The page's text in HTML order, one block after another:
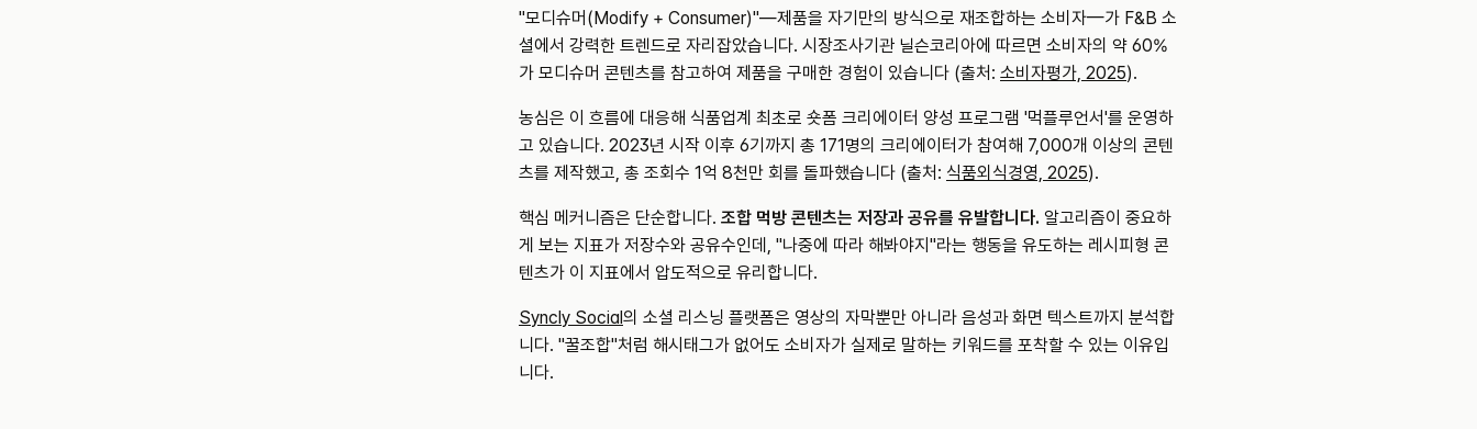
"모디슈머(Modify + Consumer)"—제품을 자기만의 방식으로 재조합하는 소비자—가 F&B 소
셜에서 강력한 트렌드로 자리잡았습니다. 시장조사기관 닐슨코리아에 따르면 소비자의 약 60%
가 모디슈머 콘텐츠를 참고하여 제품을 구매한 경험이 있습니다 (출처: 소비자평가, 2025).
농심은 이 흐름에 대응해 식품업계 최초로 숏폼 크리에이터 양성 프로그램 '먹플루언서'를 운영하
고 있습니다. 2023년 시작 이후 6기까지 총 171명의 크리에이터가 참여해 7,000개 이상의 콘텐
츠를 제작했고, 총 조회수 1억 8천만 회를 돌파했습니다 (출처: 식품외식경영, 2025).
핵심 메커니즘은 단순합니다. 조합 먹방 콘텐츠는 저장과 공유를 유발합니다. 알고리즘이 중요하
게 보는 지표가 저장수와 공유수인데, "나중에 따라 해봐야지"라는 행동을 유도하는 레시피형 콘
텐츠가 이 지표에서 압도적으로 유리합니다.
Syncly Social의 소셜 리스닝 플랫폼은 영상의 자막뿐만 아니라 음성과 화면 텍스트까지 분석합
니다. "꿀조합"처럼 해시태그가 없어도 소비자가 실제로 말하는 키워드를 포착할 수 있는 이유입
니다.